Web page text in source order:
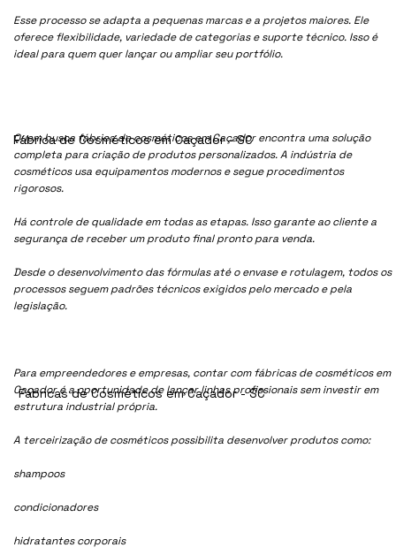
Esse processo se adapta a pequenas marcas e a projetos maiores. Ele
oferece flexibilidade, variedade de categorias e suporte técnico. Isso é
ideal para quem quer lançar ou ampliar seu portfólio.
Quem busca fábrica de cosméticos em Caçador encontra uma solução
completa para criação de produtos personalizados. A indústria de
cosméticos usa equipamentos modernos e segue procedimentos
rigorosos.
Há controle de qualidade em todas as etapas. Isso garante ao cliente a
segurança de receber um produto final pronto para venda.
Desde o desenvolvimento das fórmulas até o envase e rotulagem, todos os
processos seguem padrões técnicos exigidos pelo mercado e pela
legislação.
Para empreendedores e empresas, contar com fábricas de cosméticos em
Caçador é a oportunidade de lançar linhas profissionais sem investir em
estrutura industrial própria.
A terceirização de cosméticos possibilita desenvolver produtos como:
shampoos
condicionadores
hidratantes corporais
Fábrica de Cosméticos em Caçador - SC
Fábricas de Cosméticos em Caçador - SC